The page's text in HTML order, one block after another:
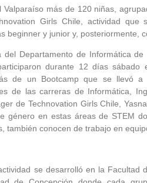
Valparaíso más de 120 niñas,
Girls Chile, actividad
beginner y junior y, posteriormente,
del Departamento de Informática
durante 12 días
de un Bootcamp que se llevó
de las carreras de Informática,
de Technovation Girls Chile,
género en estas áreas de STEM
también conocen de trabajo en
se desarrolló en la Facultad